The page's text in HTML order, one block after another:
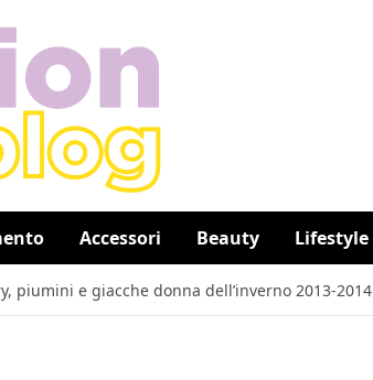
Accessori Beauty Lifestyle
piumini e giacche donna dell’inverno 2013-2014